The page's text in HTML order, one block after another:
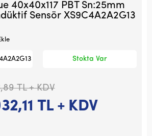
40x40x117 PBT Sn:25mm
Sensör XS9C4A2A2G13
Stokta Var
TL + KDV
TL + KDV